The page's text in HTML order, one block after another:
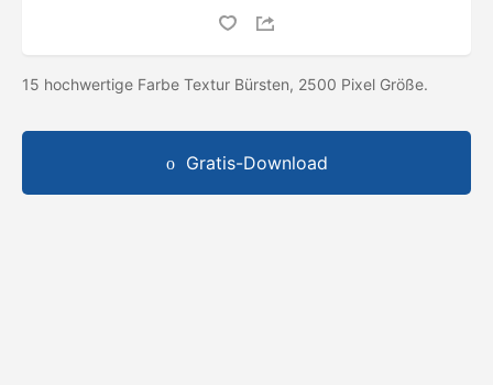
15 hochwertige Farbe Textur Bürsten, 2500 Pixel Größe.
Gratis-Download